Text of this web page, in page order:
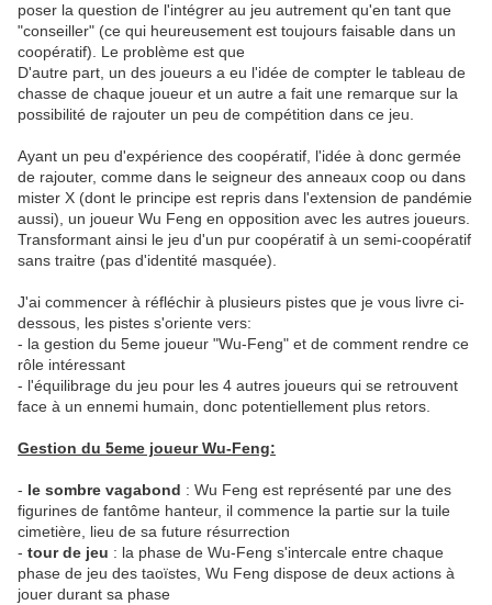
poser la question de l'intégrer au jeu autrement qu'en tant que
"conseiller" (ce qui heureusement est toujours faisable dans un
coopératif). Le problème est que
D'autre part, un des joueurs a eu l'idée de compter le tableau de
chasse de chaque joueur et un autre a fait une remarque sur la
possibilité de rajouter un peu de compétition dans ce jeu.
Ayant un peu d'expérience des coopératif, l'idée à donc germée
de rajouter, comme dans le seigneur des anneaux coop ou dans
mister X (dont le principe est repris dans l'extension de pandémie
aussi), un joueur Wu Feng en opposition avec les autres joueurs.
Transformant ainsi le jeu d'un pur coopératif à un semi-coopératif
sans traitre (pas d'identité masquée).
J'ai commencer à réfléchir à plusieurs pistes que je vous livre ci-
dessous, les pistes s'oriente vers:
- la gestion du 5eme joueur "Wu-Feng" et de comment rendre ce
rôle intéressant
- l'équilibrage du jeu pour les 4 autres joueurs qui se retrouvent
face à un ennemi humain, donc potentiellement plus retors.
Gestion du 5eme joueur Wu-Feng:
- le sombre vagabond : Wu Feng est représenté par une des
figurines de fantôme hanteur, il commence la partie sur la tuile
cimetière, lieu de sa future résurrection
- tour de jeu : la phase de Wu-Feng s'intercale entre chaque
phase de jeu des taoïstes, Wu Feng dispose de deux actions à
jouer durant sa phase